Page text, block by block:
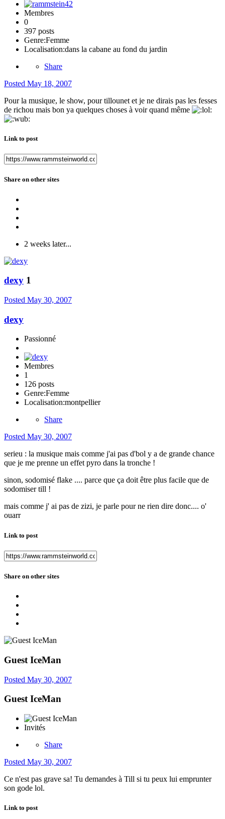
Membres
0
397 posts
Genre:Femme
Localisation:dans la cabane au fond du jardin
Share
Posted May 18, 2007
Pour la musique, le show, pour tillounet et je ne dirais pas les fesses
de richou mais bon ya quelques choses à voir quand même
Link to post
Share on other sites
2 weeks later...
dexy 1
Posted May 30, 2007
dexy
Passionné
Membres
1
126 posts
Genre:Femme
Localisation:montpellier
Share
Posted May 30, 2007
serieu : la musique mais comme j'ai pas d'bol y a de grande chance
que je me prenne un effet pyro dans la tronche !
sinon, sodomisé flake .... parce que ça doit être plus facile que de
sodomiser till !
mais comme j' ai pas de zizi, je parle pour ne rien dire donc.... o'
ouarr
Link to post
Share on other sites
Guest IceMan
Posted May 30, 2007
Guest IceMan
Invités
Share
Posted May 30, 2007
Ce n'est pas grave sa! Tu demandes à Till si tu peux lui emprunter
son gode lol.
Link to post